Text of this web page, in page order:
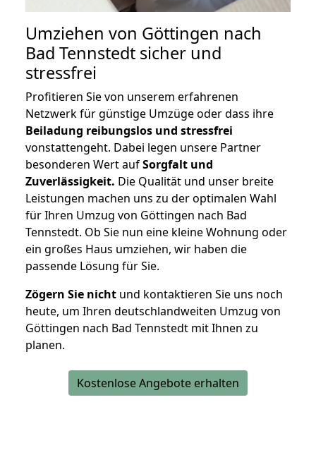
Umziehen von Göttingen nach
Bad Tennstedt sicher und
stressfrei
Profitieren Sie von unserem erfahrenen
Netzwerk für günstige Umzüge oder dass ihre
Beiladung reibungslos und stressfrei
vonstattengeht. Dabei legen unsere Partner
besonderen Wert aufSorgfalt und
Zuverlässigkeit. Die Qualität und unser breite
Leistungen machen uns zu der optimalen Wahl
für Ihren Umzug von Göttingen nach Bad
Tennstedt. Ob Sie nun eine kleine Wohnung oder
ein großes Haus umziehen, wir haben die
passende Lösung für Sie.
Zögern Sie nicht und kontaktieren Sie uns noch
heute, um Ihren deutschlandweiten Umzug von
Göttingen nach Bad Tennstedt mit Ihnen zu
planen.
Kostenlose Angebote erhalten